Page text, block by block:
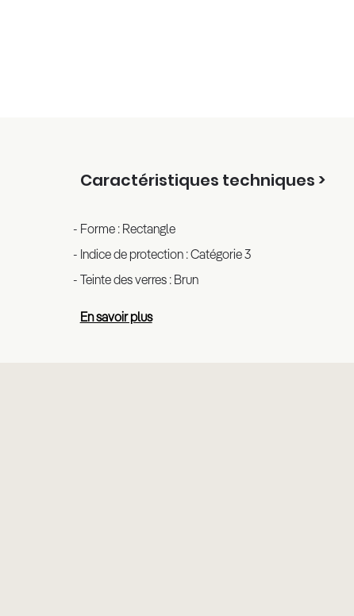
Caractéristiques techniques >
Forme : Rectangle
Indice de protection : Catégorie 3
Teinte des verres : Brun
En savoir plus